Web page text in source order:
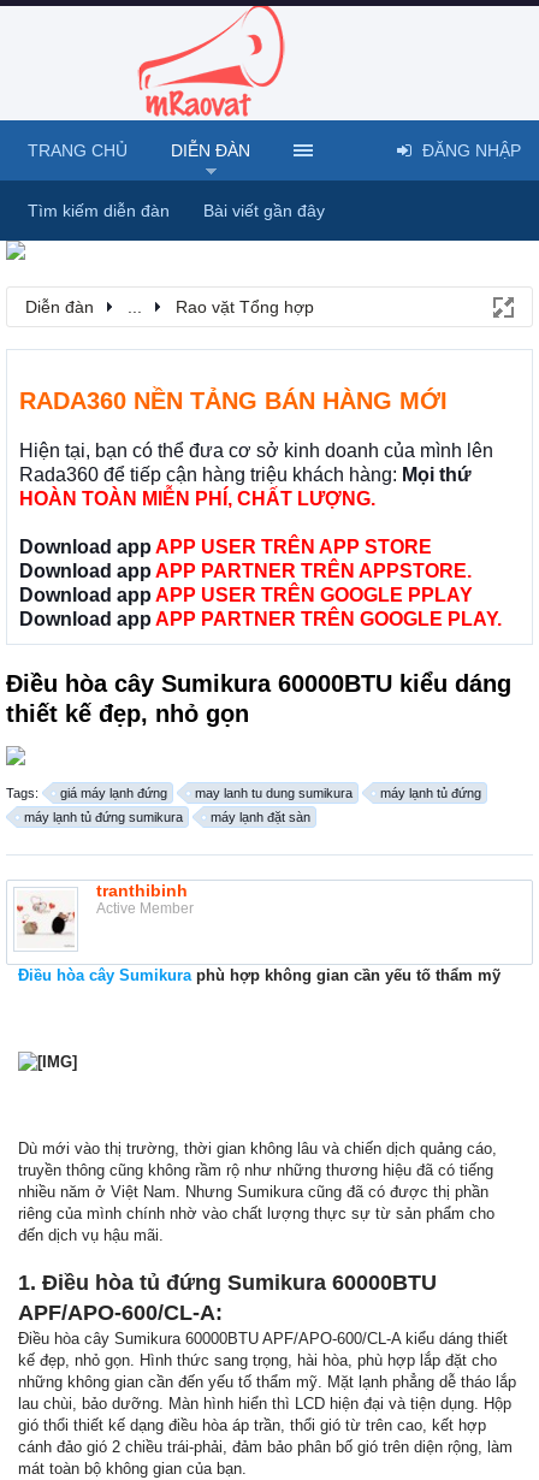
Diễn đàn Rao vặt Tổng hợp
RADA360 NỀN TẢNG BÁN HÀNG MỚI
Hiện tại, bạn có thể đưa cơ sở kinh doanh của mình lên
Rada360 để tiếp cận hàng triệu khách hàng: Mọi thứ
HOÀN TOÀN MIỄN PHÍ, CHẤT LƯỢNG.
Download app APP USER TRÊN APP STORE
Download app APP PARTNER TRÊN APPSTORE.
Download app APP USER TRÊN GOOGLE PPLAY
Download app APP PARTNER TRÊN GOOGLE PLAY.
Điều hòa cây Sumikura 60000BTU kiểu dáng
thiết kế đẹp, nhỏ gọn
Tags: giá máy lạnh đứng may lanh tu dung sumikura
máy lạnh tủ đứng
máy lạnh tủ đứng sumikura
máy lạnh đặt sàn
tranthibinh
Active Member
Điều hòa cây Sumikuraphù hợp không gian cần yếu tố thẩm mỹ
Dù mới vào thị trường, thời gian không lâu và chiến dịch quảng cáo,
truyền thông cũng không rầm rộ như những thương hiệu đã có tiếng
nhiều năm ở Việt Nam. Nhưng Sumikura cũng đã có được thị phần
riêng của mình chính nhờ vào chất lượng thực sự từ sản phẩm cho
đến dịch vụ hậu mãi.
1. Điều hòa tủ đứng Sumikura 60000BTU
APF/APO-600/CL-A:
Điều hòa cây Sumikura 60000BTU APF/APO-600/CL-A kiểu dáng thiết
kế đẹp, nhỏ gọn. Hình thức sang trọng, hài hòa, phù hợp lắp đặt cho
những không gian cần đến yếu tố thẩm mỹ. Mặt lạnh phẳng dễ tháo lắp
lau chùi, bảo dưỡng. Màn hình hiển thì LCD hiện đại và tiện dụng. Hộp
gió thổi thiết kế dạng điều hòa áp trần, thổi gió từ trên cao, kết hợp
cánh đảo gió 2 chiều trái-phải, đảm bảo phân bố gió trên diện rộng, làm
mát toàn bộ không gian của bạn.
TRANG CHỦ DIỄN ĐÀN
Tìm kiếm diễn đàn Bài viết gần đây
ĐĂNG NHẬP